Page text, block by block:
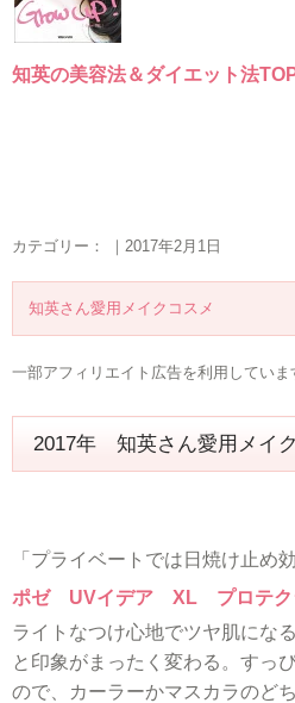
知英の美容法＆ダイエット法
カテゴリー： ｜2017年2月1日
知英さん愛用メイクコスメ
一部アフィリエイト広告を利用していま
2017年 知英さん愛用メイ
「プライベートでは日焼け止め
ポゼ UVイデア XL プロテク
ライトなつけ心地でツヤ肌にな
と印象がまったく変わる。すっ
ので、カーラーかマスカラのど